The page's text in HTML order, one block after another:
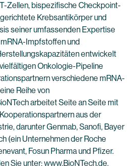
Zellen, bispezifische Checkpoint-
Krebsantikörper und
seiner umfassenden Expertise
Impfstoffen und
entwickelt
Onkologie-Pipeline
verschiedene mRNA-
Reihe von
arbeitet Seite an Seite mit
aus der
darunter Genmab, Sanofi, Bayer
(ein Unternehmen der Roche
Fosun Pharma und Pfizer.
Sie unter:www.BioNTech.de.